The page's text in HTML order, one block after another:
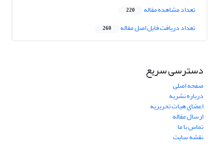
تعداد مشاهده مقاله 220
تعداد دریافت فایل اصل مقاله 260
دسترسی سریع
صفحه اصلی
درباره نشریه
اعضای هیات تحریریه
ارسال مقاله
تماس با ما
نقشه سایت